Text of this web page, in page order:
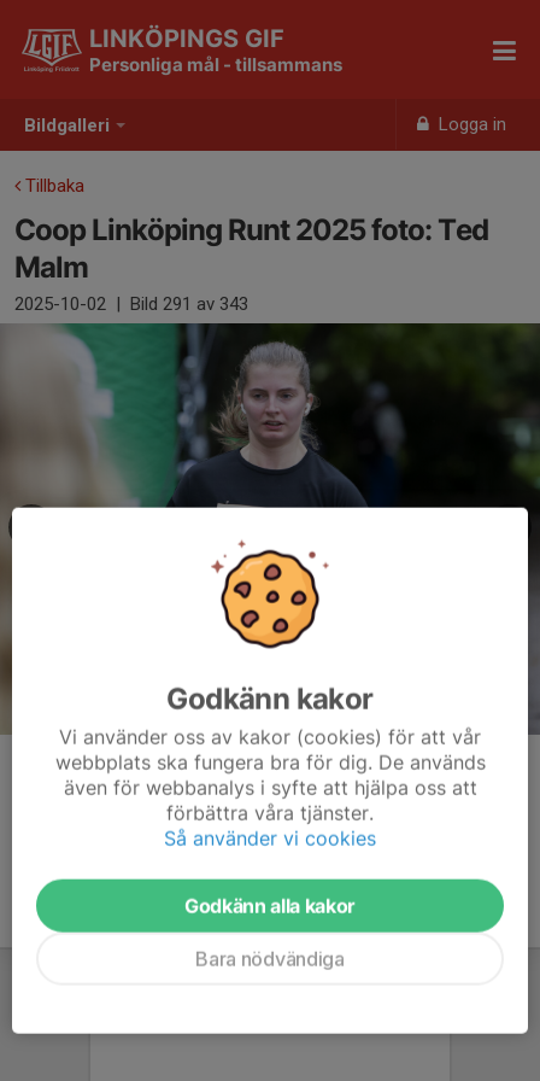
Bildgalleri Logga in
LINKÖPINGS GIF
Personliga mål - tillsammans
Tillbaka
Coop Linköping Runt 2025 foto: Ted
Malm
2025-10-02 | Bild 291 av 343
Kommentarer
Godkänn kakor
Vi använder oss av kakor (cookies) för att vår
webbplats ska fungera bra för dig. De används
även för webbanalys i syfte att hjälpa oss att
förbättra våra tjänster.
Så använder vi cookies
Godkänn alla kakor
Bara nödvändiga